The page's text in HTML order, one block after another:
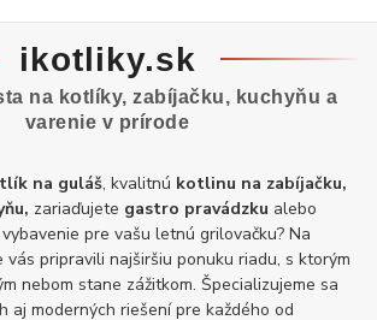
ikotliky.sk
na kotlíky, zabíjačku, kuchyňu a
varenie v prírode
na guláš, kvalitnú kotlinu na zabíjačku,
zariaďujete gastro pravádzku alebo
pre vašu letnú grilovačku? Na
vás pripravili najširšiu ponuku riadu, s ktorým
nebom stane zážitkom. Špecializujeme sa
aj moderných riešení pre každého od